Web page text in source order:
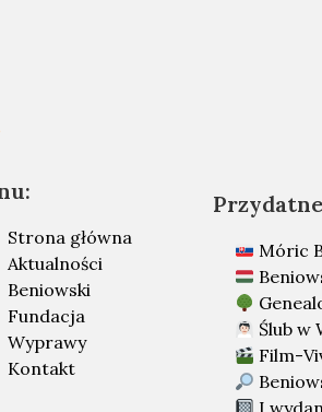
Strona główna
Aktualności
Beniowski
Fundacja
Wyprawy
Kontakt
Móric
Ślub w
Film-